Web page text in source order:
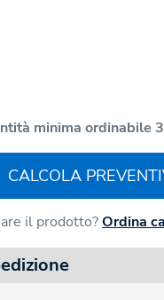
minima ordinabile
CALCOLA
il prodotto?Ordina